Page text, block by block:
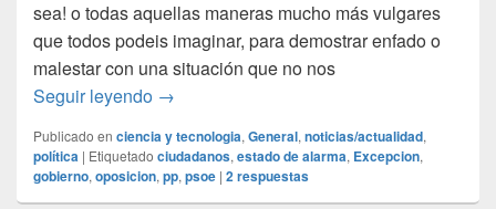
sea! o todas aquellas maneras mucho más vulgares
que todos podeis imaginar, para demostrar enfado o
malestar con una situación que no nos
Seguir leyendo ¡Porca miseria!
→
Publicado en ciencia y tecnologia, General, noticias/actualidad,
política | Etiquetado ciudadanos, estado de alarma, Excepcion,
gobierno, oposicion, pp, psoe | 2respuestas